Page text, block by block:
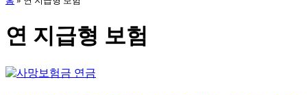
메
뉴
션
메
연 지급형 보험